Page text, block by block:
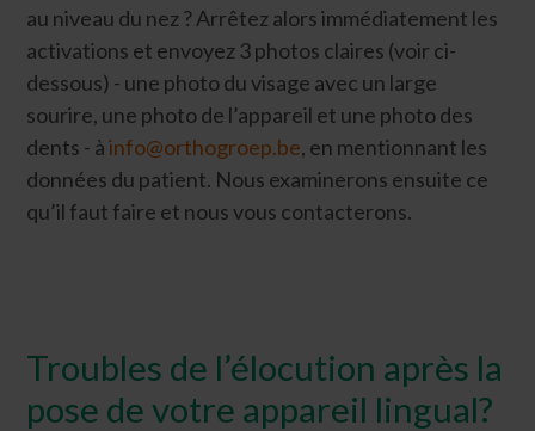
au niveau du nez ? Arrêtez alors immédiatement les
activations et envoyez 3 photos claires (voir ci-
dessous) - une photo du visage avec un large
sourire, une photo de l’appareil et une photo des
dents - àinfo@orthogroep.be, en mentionnant les
données du patient. Nous examinerons ensuite ce
qu’il faut faire et nous vous contacterons.
Troubles de l’élocution après la
pose de votre appareil lingual?